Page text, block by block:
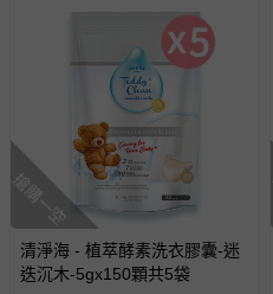
搶購一空
清淨海 - 植萃酵素洗衣膠囊-迷
迭沉木-5gx150顆共5袋